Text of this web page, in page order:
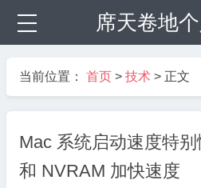
席天卷地
当前位置： 首页 > 技术 > 正文
Mac 系统启动速度特
和 NVRAM 加快速度